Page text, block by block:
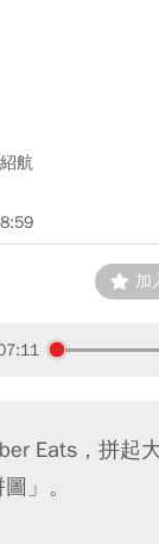
航
加
Eats，拼起
」。